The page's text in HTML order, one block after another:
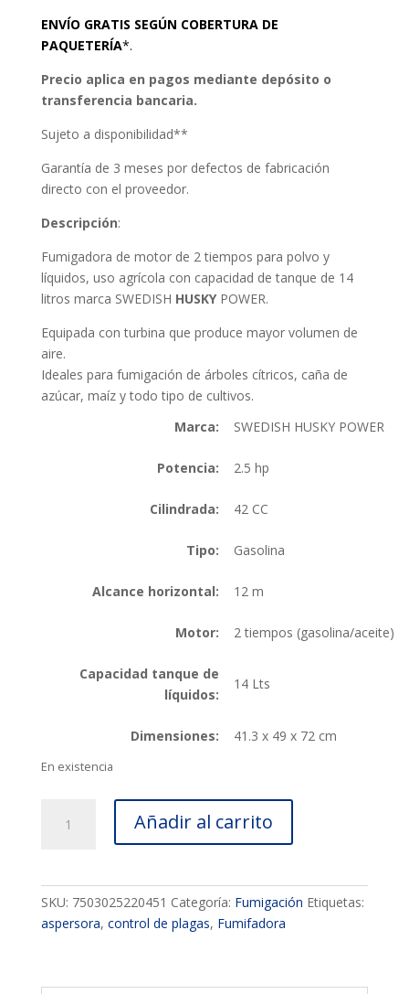
ENVÍO GRATIS SEGÚN COBERTURA DE
PAQUETERÍA*.
Precio aplica en pagos mediante depósito o
transferencia bancaria.
Sujeto a disponibilidad**
Garantía de 3 meses por defectos de fabricación
directo con el proveedor.
Descripción:
Fumigadora de motor de 2 tiempos para polvo y
líquidos, uso agrícola con capacidad de tanque de 14
litros marca SWEDISH HUSKYPOWER.
Equipada con turbina que produce mayor volumen de
aire.
Ideales para fumigación de árboles cítricos, caña de
azúcar, maíz y todo tipo de cultivos.
Marca:
SWEDISH HUSKY POWER
Potencia: 2.5 hp
Cilindrada: 42 CC
Tipo: Gasolina
Alcance horizontal: 12 m
Motor: 2 tiempos (gasolina/aceite)
Capacidad tanque de
líquidos:
14 Lts
Dimensiones: 41.3 x 49 x 72 cm
En existencia
aspersora
Añadir al carrito
SKU: 7503025220451 Categoría: Fumigación Etiquetas:
aspersora, control de plagas, Fumifadora